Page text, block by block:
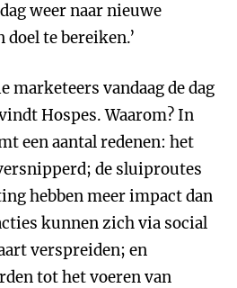
weer naar nieuwe
te bereiken.’
marketeers vandaag de dag
Hospes. Waarom? In
een aantal redenen: het
de sluiproutes
hebben meer impact dan
kunnen zich via social
verspreiden; en
tot het voeren van